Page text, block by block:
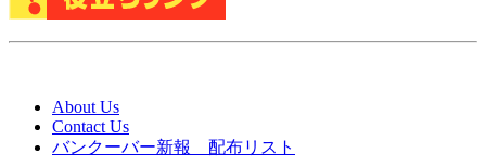
About Us
Contact Us
バンクーバー新報 配布リスト